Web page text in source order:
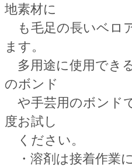
地素材に
も毛足の長いベロ
ます。
多用途に使用でき
のボンド
や手芸用のボンド
度お試し
ください。
・溶剤は接着作業